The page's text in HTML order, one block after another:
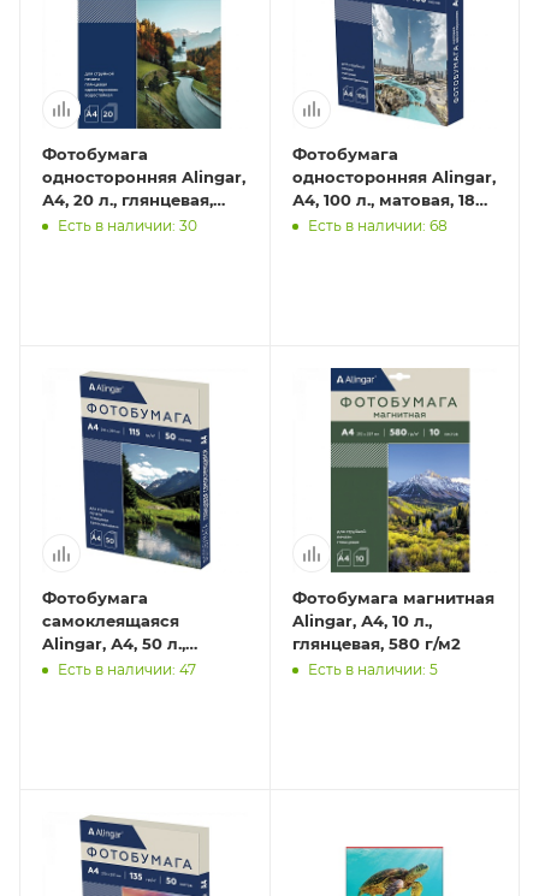
Фотобумага
односторонняя Alingar,
А4, 20 л., глянцевая,
водостойкая, 260 г/м2
Есть в наличии: 30
Фотобумага
односторонняя Alingar,
А4, 100 л., матовая, 180
г/м2Есть в наличии: 68
Фотобумага
самоклеящаяся
Alingar, А4, 50 л.,
глянцевая, 115 г/м2
Есть в наличии: 47
Фотобумага магнитная
Alingar, А4, 10 л.,
глянцевая, 580 г/м2
Есть в наличии: 5